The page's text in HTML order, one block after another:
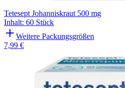
Tetesept Johanniskraut 500 mg
Inhalt: 60 Stück
Weitere Packungsgrößen
7,99 €